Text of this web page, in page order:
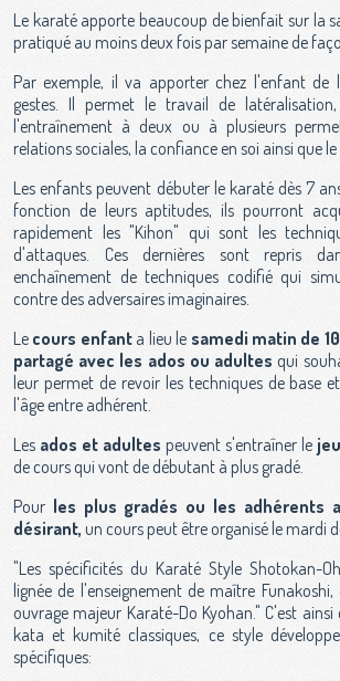
Le karaté apporte beaucoup de bienfait sur la
pratiqué au moins deux fois par semaine de
Par exemple, il va apporter chez l'enfant de
gestes. Il permet le travail de
l'entraînement à deux ou à plusieurs
relations sociales, la confiance en soi ainsi que
Les enfants peuvent débuter le karaté dès 7
fonction de leurs aptitudes, ils pourront
rapidement les "Kihon" qui sont les
d'attaques. Ces dernières sont repris
enchaînement de techniques codifié qui
contre des adversaires imaginaires.
Le cours enfanta lieu le samedi matin de
partagé avec les ados ou adultes qui
leur permet de revoir les techniques de base
l'âge entre adhérent.
Les ados et adultes peuvent s'entraîner le
de cours qui vont de débutant à plus gradé.
Pour les plus gradés ou les adhérents
désirant, un cours peut être organisé le mardi
"Les spécificités du Karaté Style Shotokan-
lignée de l'enseignement de maître
ouvrage majeur Karaté-Do Kyohan." C'est ainsi
kata et kumité classiques, ce style
spécifiques: